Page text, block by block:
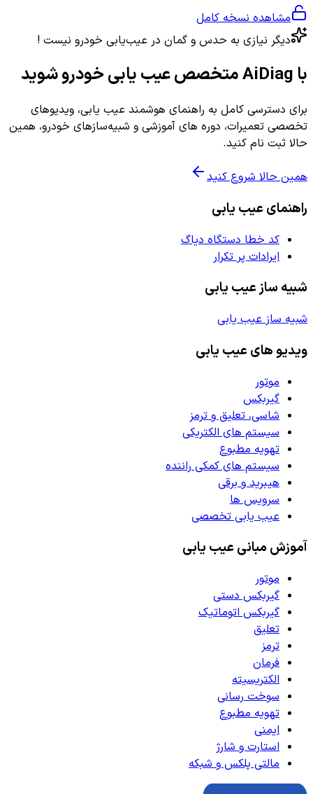
مشاهده نسخه کامل
دیگر نیازی به حدس و گمان در عیب‌یابی خودرو نیست !
با AiDiag متخصص عیب یابی خودرو شوید
برای دسترسی کامل به راهنمای هوشمند عیب یابی، ویدیوهای
تخصصی تعمیرات، دوره های آموزشی و شبیه‌سازهای خودرو، همین
حالا ثبت نام کنید.
همین حالا شروع کنید
راهنمای عیب یابی
کد خطا دستگاه دیاگ
ایرادات پر تکرار
شبیه ساز عیب یابی
شبیه ساز عیب یابی
ویدیو های عیب یابی
موتور
گیربکس
شاسی، تعلیق و ترمز
سیستم های الکتریکی
تهویه مطبوع
سیستم های کمکی راننده
هیبرید و برقی
سرویس ها
عیب یابی تخصصی
آموزش مبانی عیب یابی
موتور
گیربکس دستی
گیربکس اتوماتیک
تعلیق
ترمز
فرمان
الکتریسیته
سوخت رسانی
تهویه مطبوع
ایمنی
استارت و شارژ
مالتی پلکس و شبکه